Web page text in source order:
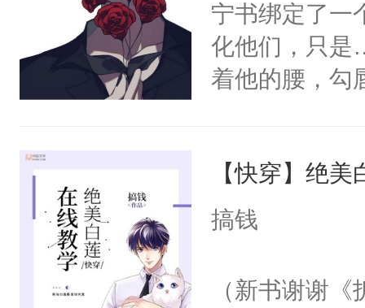
宁书绑定了一
化他们，只是
着他的腰，勾
来，给老公
用力——为你
【快穿】绝
搞钱
（新书谢谢